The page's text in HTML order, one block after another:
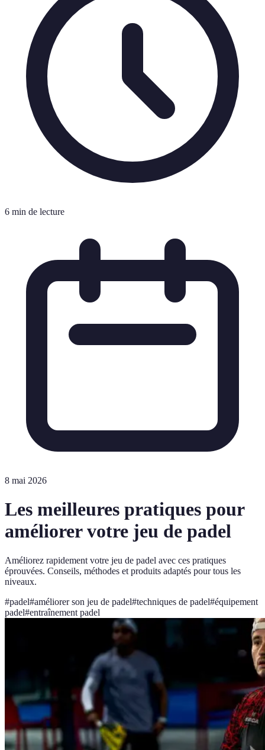
6 min de lecture
8 mai 2026
Les meilleures pratiques pour
améliorer votre jeu de padel
Améliorez rapidement votre jeu de padel avec ces pratiques
éprouvées. Conseils, méthodes et produits adaptés pour tous les
niveaux.
#padel#améliorer son jeu de padel#techniques de padel#équipement
padel#entraînement padel